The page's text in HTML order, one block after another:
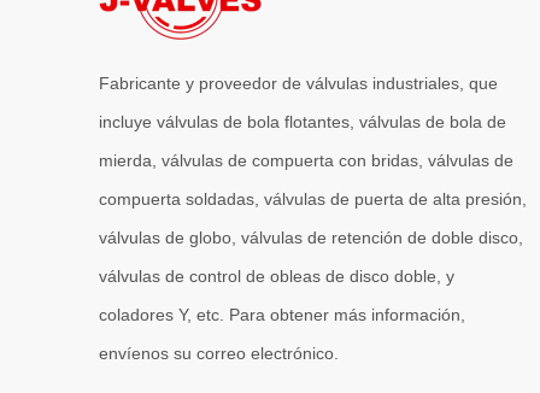
Fabricante y proveedor de válvulas industriales, que
incluye válvulas de bola flotantes, válvulas de bola de
mierda, válvulas de compuerta con bridas, válvulas de
compuerta soldadas, válvulas de puerta de alta presión,
válvulas de globo, válvulas de retención de doble disco,
válvulas de control de obleas de disco doble, y
coladores Y, etc. Para obtener más información,
envíenos su correo electrónico.